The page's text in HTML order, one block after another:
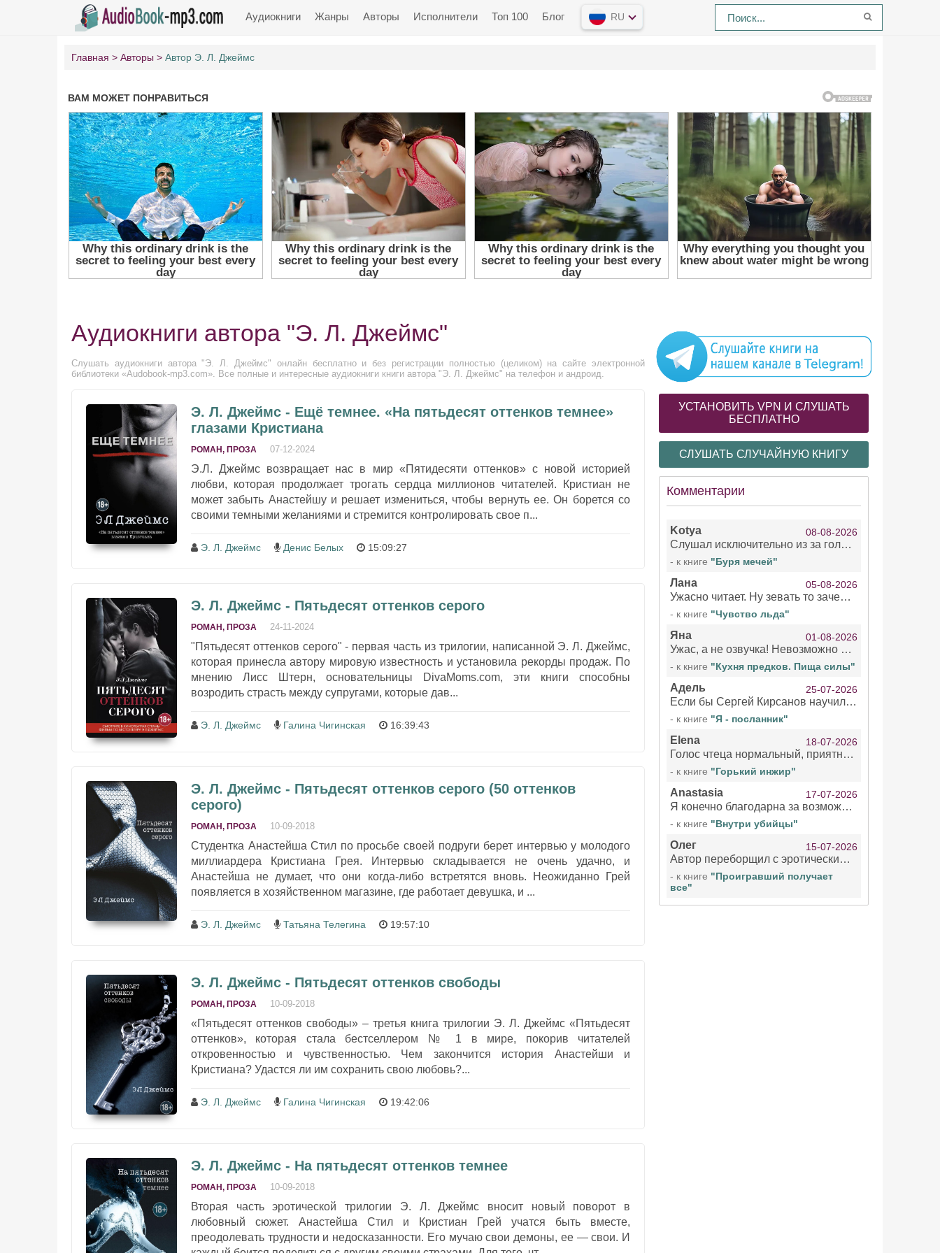
Аудиокниги Жанры Авторы Исполнители Топ 100 Блог RU
Главная Авторы Автор Э. Л. Джеймс
Аудиокниги автора "Э. Л. Джеймс"
Слушать аудиокниги автора "Э. Л. Джеймс" онлайн бесплатно и без регистрации полностью (целиком) на сайте электронной
библиотеки «Audobook-mp3.com». Все полные и интересные аудиокниги книги автора "Э. Л. Джеймс" на телефон и андроид.
Э. Л. Джеймс - Ещё темнее. «На пятьдесят оттенков темнее»
глазами Кристиана
РОМАН, ПРОЗА 07-12-2024
Э.Л. Джеймс возвращает нас в мир «Пятидесяти оттенков» с новой историей
любви, которая продолжает трогать сердца миллионов читателей. Кристиан не
может забыть Анастейшу и решает измениться, чтобы вернуть ее. Он борется со
своими темными желаниями и стремится контролировать свое п...
Э. Л. Джеймс Денис Белых 15:09:27
Э. Л. Джеймс - Пятьдесят оттенков серого
РОМАН, ПРОЗА 24-11-2024
"Пятьдесят оттенков серого" - первая часть из трилогии, написанной Э. Л. Джеймс,
которая принесла автору мировую известность и установила рекорды продаж. По
мнению Лисс Штерн, основательницы DivaMoms.com, эти книги способны
возродить страсть между супругами, которые дав...
Э. Л. Джеймс Галина Чигинская 16:39:43
Э. Л. Джеймс - Пятьдесят оттенков серого (50 оттенков
серого)
РОМАН, ПРОЗА 10-09-2018
Студентка Анастейша Стил по просьбе своей подруги берет интервью у молодого
миллиардера Кристиана Грея. Интервью складывается не очень удачно, и
Анастейша не думает, что они когда-либо встретятся вновь. Неожиданно Грей
появляется в хозяйственном магазине, где работает девушка, и ...
Э. Л. Джеймс Татьяна Телегина 19:57:10
Э. Л. Джеймс - Пятьдесят оттенков свободы
РОМАН, ПРОЗА 10-09-2018
«Пятьдесят оттенков свободы» – третья книга трилогии Э. Л. Джеймс «Пятьдесят
оттенков», которая стала бестселлером № 1 в мире, покорив читателей
откровенностью и чувственностью. Чем закончится история Анастейши и
Кристиана? Удастся ли им сохранить свою любовь?...
Э. Л. Джеймс Галина Чигинская 19:42:06
Э. Л. Джеймс - На пятьдесят оттенков темнее
РОМАН, ПРОЗА 10-09-2018
Вторая часть эротической трилогии Э. Л. Джеймс вносит новый поворот в
любовный сюжет. Анастейша Стил и Кристиан Грей учатся быть вместе,
преодолевать трудности и недосказанности. Его мучаю свои демоны, ее — свои. И
УСТАНОВИТЬ VPN И СЛУШАТЬ
БЕСПЛАТНО
СЛУШАТЬ СЛУЧАЙНУЮ КНИГУ
Комментарии
Kotya 08-08-2026
Слушал исключительно из за голоса девушки озвучивающей Арью Сансу и Кейтлин . Жаль что ее голос не озвучил остальное . При всем уважении к чтецами мужчинам/не. Интересно, есть ли с ее озвучкой еще какие нибудь книги?!
- к книге "Буря мечей"
Лана 05-08-2026
Ужасно читает. Ну зевать то зачем. Уже не говорю, что ударения ставит, как хочет.
- к книге "Чувство льда"
Яна 01-08-2026
Ужас, а не озвучка! Невозможно вникать в смысл текста из за кривляний чтеца
- к книге "Кухня предков. Пища силы"
Адель 25-07-2026
Если бы Сергей Кирсанов научился не сглатывать каждые 1-2 минуты слюну, так что слышно в микрофоне и, что вызывает отвращение, то мелжно было бы слушать.
- к книге "Я - посланник"
Elena 18-07-2026
Голос чтеца нормальный, приятный тембр. Мне очень понравилось озвучивание рассказа. Очень странный отзыв Надежды. Может у неё что-то с нервами?
- к книге "Горький инжир"
Anastasia 17-07-2026
Я конечно благодарна за возможность бесплатно слушать книги даже новинки , но чтение этой книги просто ужасно
- к книге "Внутри убийцы"
Олег 15-07-2026
Автор переборщил с эротическими сценами. Похоже, с этим у него проблемы.
- к книге "Проигравший получает
все"